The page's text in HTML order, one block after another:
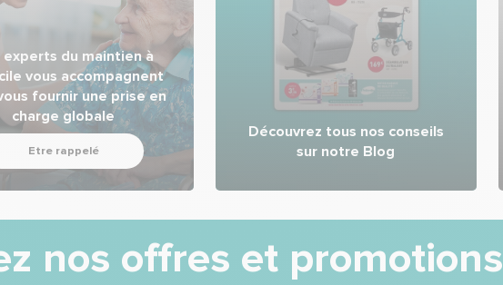
experts du maintien à
vous accompagnent
fournir une prise en
charge globale
Etre rappelé
Découvrez tous nos conseils
sur notre Blog
nos offres et promotions